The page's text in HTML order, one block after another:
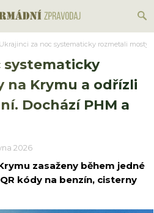
Ukrajinci za noc systematicky rozmetali mosty
systematicky
na Krymu a odřízli
Dochází PHM a
2026
zasaženy během jedné
kódy na benzín, cisterny